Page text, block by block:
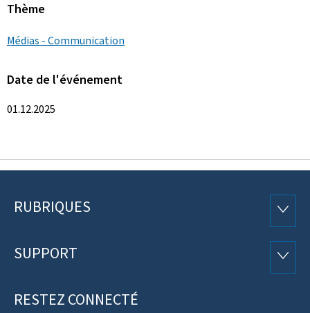
Thème
Médias - Communication
Date de l'événement
01.12.2025
Pied
page
RUBRIQUES
SUPPORT
RESTEZ CONNECTÉ